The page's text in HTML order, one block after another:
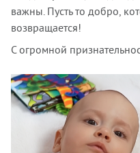
важны. Пусть то добро,
возвращается!
С огромной